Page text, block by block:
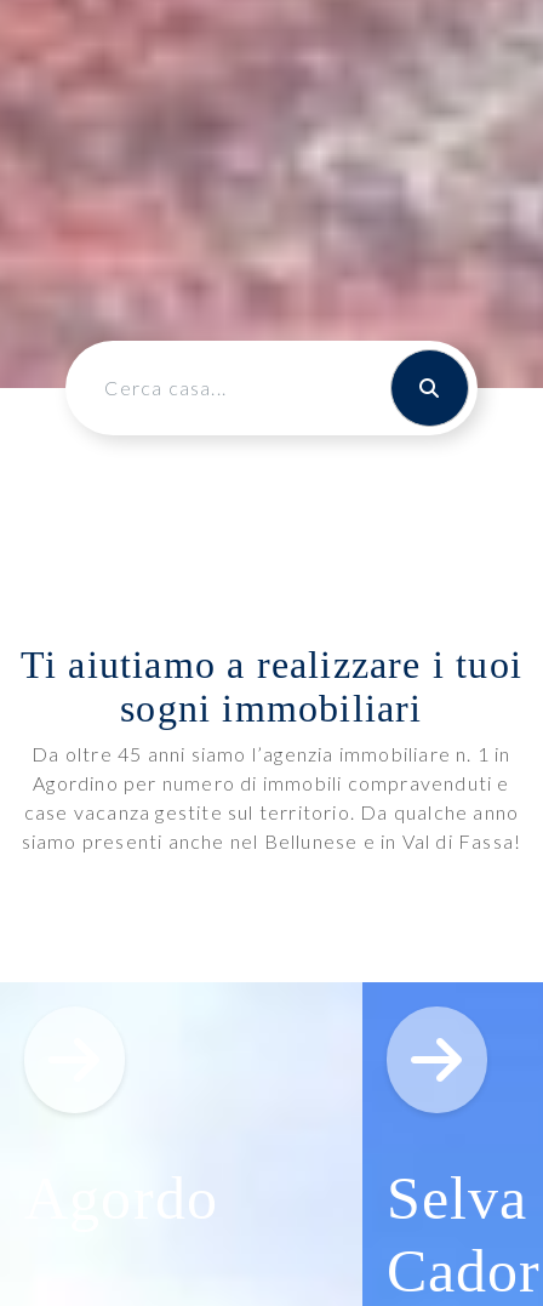
Cerca casa...
Ti aiutiamo a realizzare i tuoi
sogni immobiliari
Da oltre 45 anni siamo l’agenzia immobiliare n. 1 in
Agordino per numero di immobili compravenduti e
case vacanza gestite sul territorio. Da qualche anno
siamo presenti anche nel Bellunese e in Val di Fassa!
Agordo